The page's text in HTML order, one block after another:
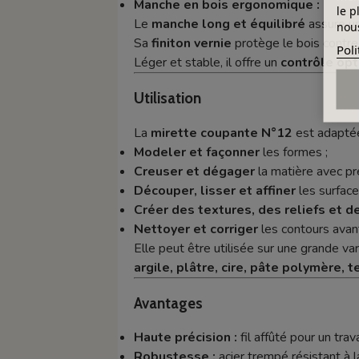
Manche en bois ergonomique :
Le manche long et équilibré assure
Sa finiton vernie protège le bois contre
Léger et stable, il offre un contrôle
Utilisation
La mirette coupante N°12 est
Modeler et façonnerles formes ;
Creuser et dégagerla matière avec
Découper, lisser et affinerles
Créer des textures, des reliefs et
Nettoyer et corrigerles contours
Elle peut être utilisée sur une grande
argile, plâtre, cire, pâte polymère,
Avantages
Haute précision : fil affûté pour un
le